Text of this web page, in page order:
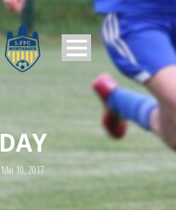
DAY
Mai 10, 2017